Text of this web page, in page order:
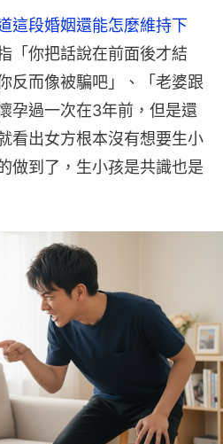
這段婚姻還能怎麼維持下
「你把話說在前面後才結
反而像被騙吧」、「老婆跟
孕過一次在3年前，但是還
看出女方根本沒有想要生小
做到了，生小孩是共識也是